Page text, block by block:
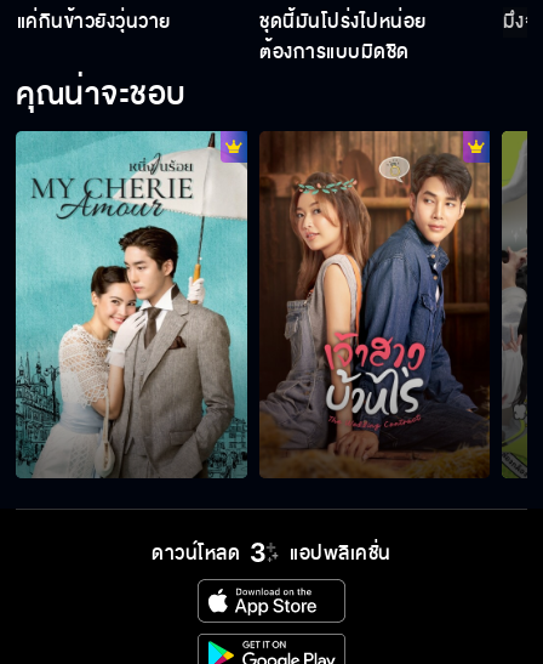
แค่กินข้าวยังวุ่นวาย
ชุดนี้มันโปร่งไปหน่อย
ต้องการแบบมิดชิด
มึงจ
คุณน่าจะชอบ
ดาวน์โหลด แอปพลิเคชั่น